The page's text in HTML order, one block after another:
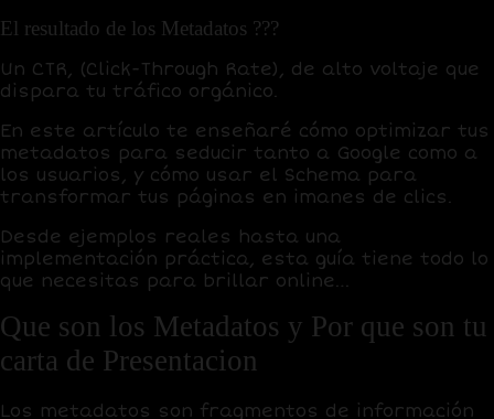
El resultado de los Metadatos ???
Un CTR, (Click-Through Rate), de alto voltaje que
dispara tu tráfico orgánico.
En este artículo te enseñaré cómo optimizar tus
metadatos para seducir tanto a Google como a
los usuarios, y cómo usar el Schema para
transformar tus páginas en imanes de clics.
Desde ejemplos reales hasta una
implementación práctica, esta guía tiene todo lo
que necesitas para brillar online…
Que son los Metadatos y Por que son tu
carta de Presentacion
Los metadatos son fragmentos de información